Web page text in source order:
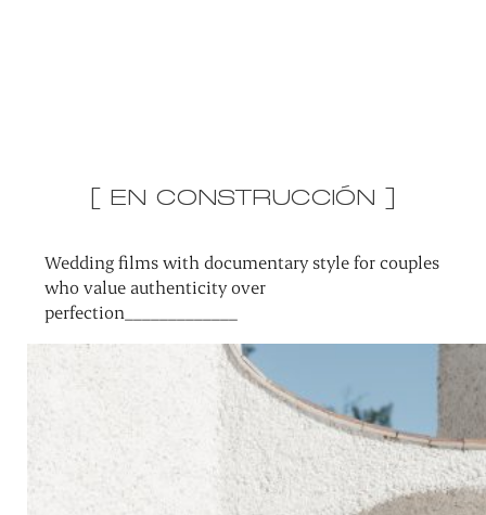
[ EN CONSTRUCCIÓN ]
Wedding films with documentary style for couples
who value authenticity over
perfection_____________